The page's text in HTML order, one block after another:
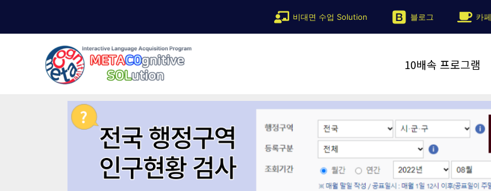
츠
비대면 수업 Solution 블로그 카페
10배속 프로그램